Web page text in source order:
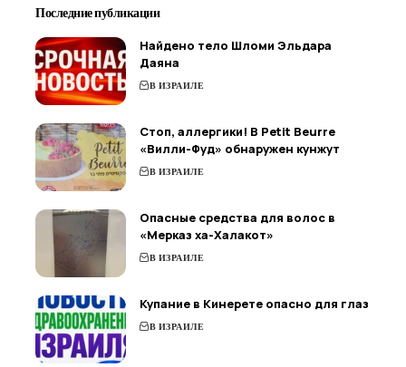
Последние публикации
Найдено тело Шломи Эльдара
Даяна
В ИЗРАИЛЕ
Стоп, аллергики! В Petit Beurre
«Вилли-Фуд» обнаружен кунжут
В ИЗРАИЛЕ
Опасные средства для волос в
«Мерказ ха-Халакот»
В ИЗРАИЛЕ
Купание в Кинерете опасно для глаз
В ИЗРАИЛЕ